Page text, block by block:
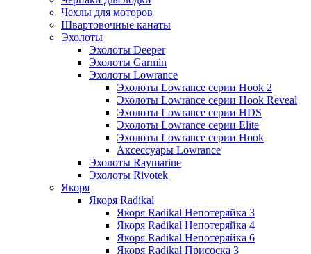
Чехлы для моторов
Швартовочные канаты
Эхолоты
Эхолоты Deeper
Эхолоты Garmin
Эхолоты Lowrance
Эхолоты Lowrance серии Hook 2
Эхолоты Lowrance серии Hook Reveal
Эхолоты Lowrance серии HDS
Эхолоты Lowrance серии Elite
Эхолоты Lowrance серии Hook
Аксессуары Lowrance
Эхолоты Raymarine
Эхолоты Rivotek
Якоря
Якоря Radikal
Якоря Radikal Непотеряйка 3
Якоря Radikal Непотеряйка 4
Якоря Radikal Непотеряйка 6
Якоря Radikal Присоска 3